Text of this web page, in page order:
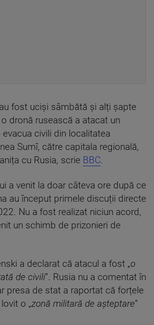
fost uciși sâmbătă și alți șapte
dronă rusească a atacat un
civili din localitatea
Sumî, către capitala regională,
cu Rusia, scrie BBC.
a venit la doar câteva ore după ce
au început primele discuții directe
Nu a fost realizat niciun acord,
un schimb de prizonieri de
a declarat că atacul a fost „o
de civili”. Rusia nu a comentat în
presa de stat a raportat că forțele
o „zonă militară de așteptare”